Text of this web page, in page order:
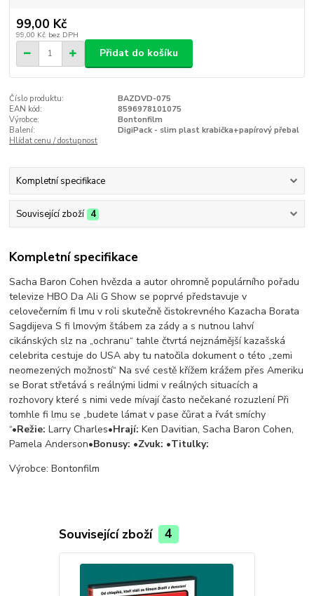
99,00 Kč
99,00 Kč bez DPH
Přidat do košíku
Číslo produktu:
BAZDVD-075
EAN kód:
8596978101075
Výrobce:
Bontonfilm
Balení:
DigiPack - slim plast krabička+papírový přebal
Hlídat cenu / dostupnost
Kompletní specifikace
Související zboží 4
Kompletní specifikace
Sacha Baron Cohen hvězda a autor ohromně populárního pořadu
televize HBO Da Ali G Show se poprvé představuje v
celovečerním fi lmu v roli skutečně čistokrevného Kazacha Borata
Sagdijeva S fi lmovým štábem za zády a s nutnou lahví
cikánských slz na „ochranu“ tahle čtvrtá nejznámější kazašská
celebrita cestuje do USA aby tu natočila dokument o této „zemi
neomezených možností“ Na své cestě křížem krážem přes Ameriku
se Borat střetává s reálnými lidmi v reálných situacích a
rozhovory které s nimi vede mívají často nečekané rozuzlení Při
tomhle fi lmu se „budete lámat v pase čůrat a řvát smíchy
“•Režie:Larry Charles•Hrají:Ken Davitian, Sacha Baron Cohen,
Pamela Anderson•Bonusy: •Zvuk: •Titulky:
Výrobce: Bontonfilm
Související zboží 4